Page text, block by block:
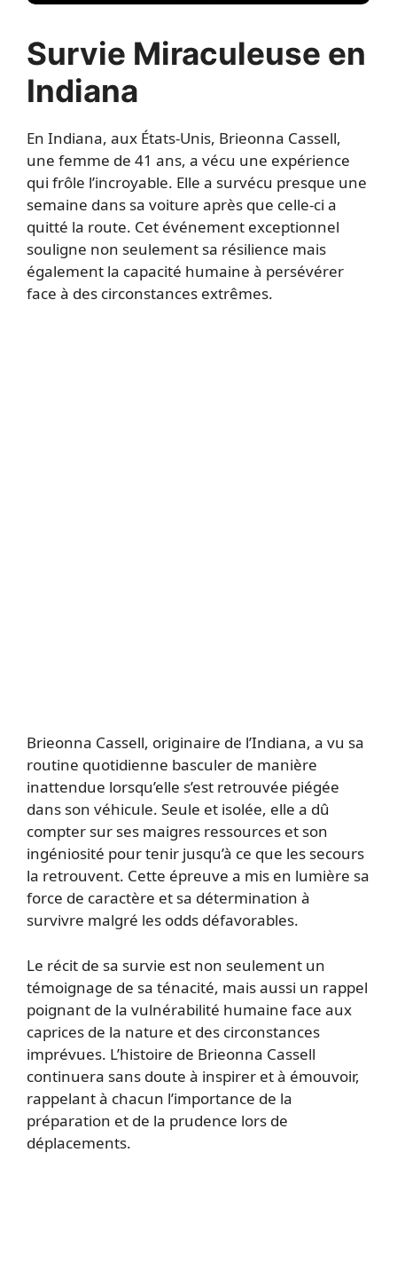
Survie Miraculeuse en
Indiana
En Indiana, aux États-Unis, Brieonna Cassell,
une femme de 41 ans, a vécu une expérience
qui frôle l’incroyable. Elle a survécu presque une
semaine dans sa voiture après que celle-ci a
quitté la route. Cet événement exceptionnel
souligne non seulement sa résilience mais
également la capacité humaine à persévérer
face à des circonstances extrêmes.
Brieonna Cassell, originaire de l’Indiana, a vu sa
routine quotidienne basculer de manière
inattendue lorsqu’elle s’est retrouvée piégée
dans son véhicule. Seule et isolée, elle a dû
compter sur ses maigres ressources et son
ingéniosité pour tenir jusqu’à ce que les secours
la retrouvent. Cette épreuve a mis en lumière sa
force de caractère et sa détermination à
survivre malgré les odds défavorables.
Le récit de sa survie est non seulement un
témoignage de sa ténacité, mais aussi un rappel
poignant de la vulnérabilité humaine face aux
caprices de la nature et des circonstances
imprévues. L’histoire de Brieonna Cassell
continuera sans doute à inspirer et à émouvoir,
rappelant à chacun l’importance de la
préparation et de la prudence lors de
déplacements.